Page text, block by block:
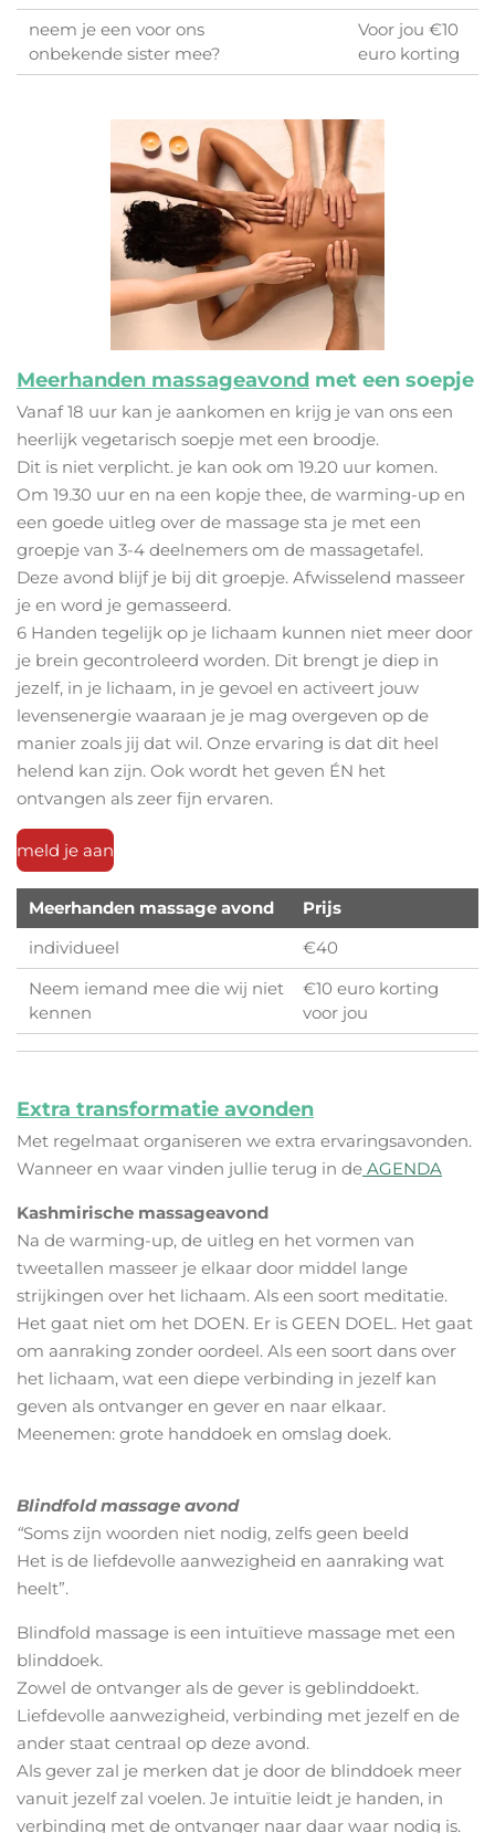
neem je een voor ons
onbekende sister mee?
Voor jou €10
euro korting
Meerhanden massageavond met een soepje
Vanaf 18 uur kan je aankomen en krijg je van ons een
heerlijk vegetarisch soepje met een broodje.
Dit is niet verplicht. je kan ook om 19.20 uur komen.
Om 19.30 uur en na een kopje thee, de warming-up en
een goede uitleg over de massage sta je met een
groepje van 3-4 deelnemers om de massagetafel.
Deze avond blijf je bij dit groepje. Afwisselend masseer
je en word je gemasseerd.
6 Handen tegelijk op je lichaam kunnen niet meer door
je brein gecontroleerd worden. Dit brengt je diep in
jezelf, in je lichaam, in je gevoel en activeert jouw
levensenergie waaraan je je mag overgeven op de
manier zoals jij dat wil. Onze ervaring is dat dit heel
helend kan zijn. Ook wordt het geven ÉN het
ontvangen als zeer fijn ervaren.
meld je aan
Meerhanden massage avond
Prijs
individueel
€40
Neem iemand mee die wij niet
kennen
€10 euro korting
voor jou
Extra transformatie avonden
Met regelmaat organiseren we extra ervaringsavonden.
Wanneer en waar vinden jullie terug in de AGENDA
Kashmirische massageavond
Na de warming-up, de uitleg en het vormen van
tweetallen masseer je elkaar door middel lange
strijkingen over het lichaam. Als een soort meditatie.
Het gaat niet om het DOEN. Er is GEEN DOEL. Het gaat
om aanraking zonder oordeel. Als een soort dans over
het lichaam, wat een diepe verbinding in jezelf kan
geven als ontvanger en gever en naar elkaar.
Meenemen: grote handdoek en omslag doek.
Blindfold massage avond
“Soms zijn woorden niet nodig, zelfs geen beeld
Het is de liefdevolle aanwezigheid en aanraking wat
heelt”.
Blindfold massage is een intuïtieve massage met een
blinddoek.
Zowel de ontvanger als de gever is geblinddoekt.
Liefdevolle aanwezigheid, verbinding met jezelf en de
ander staat centraal op deze avond.
Als gever zal je merken dat je door de blinddoek meer
vanuit jezelf zal voelen. Je intuïtie leidt je handen, in
verbinding met de ontvanger naar daar waar nodig is.